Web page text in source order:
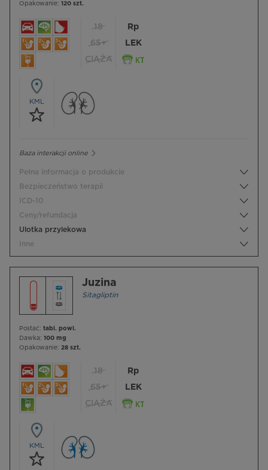
Opakowanie: 120 szt.
18
65+
CIĄŻA
Rp
LEK
KML
Baza interakcji online
Pełna informacja o produkcie
Bezpieczeństwo terapii
ICD-10
Ceny/refundacja
Ulotka przylekowa
Inne
Juzina
Sitagliptin
Postać: tabl. powl.
Dawka: 100 mg
Opakowanie: 28 szt.
18
65+
CIĄŻA
Rp
LEK
KML